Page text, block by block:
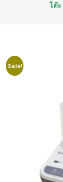
โต๊ะ
Sale!